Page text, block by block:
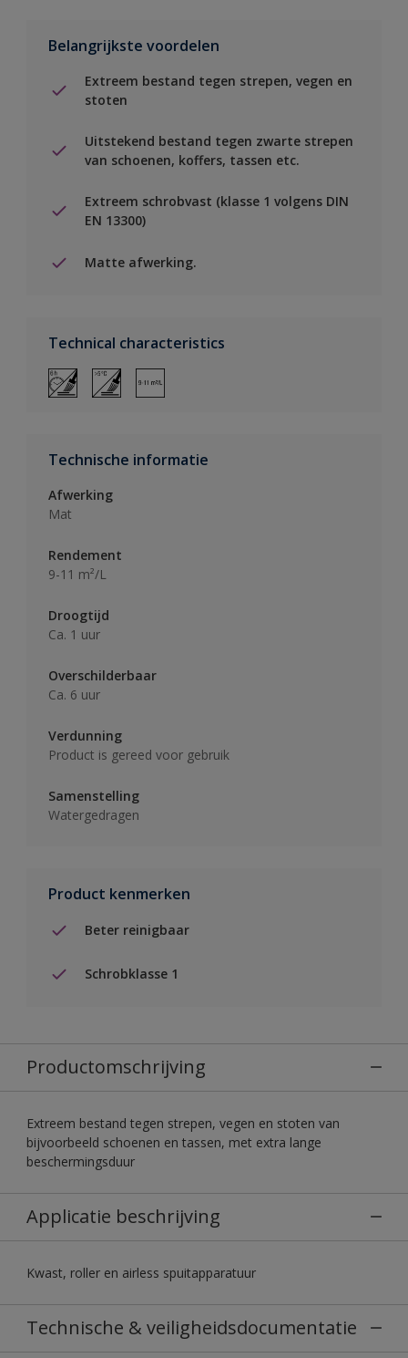
Belangrijkste voordelen
Extreem bestand tegen strepen, vegen en
stoten
Uitstekend bestand tegen zwarte strepen
van schoenen, koffers, tassen etc.
Extreem schrobvast (klasse 1 volgens DIN
EN 13300)
Matte afwerking.
Technical characteristics
Technische informatie
Afwerking
Mat
Rendement
9-11 m²/L
Droogtijd
Ca. 1 uur
Overschilderbaar
Ca. 6 uur
Verdunning
Product is gereed voor gebruik
Samenstelling
Watergedragen
Product kenmerken
Beter reinigbaar
Schrobklasse 1
Productomschrijving
Extreem bestand tegen strepen, vegen en stoten van
bijvoorbeeld schoenen en tassen, met extra lange
beschermingsduur
Applicatie beschrijving
Kwast, roller en airless spuitapparatuur
Technische & veiligheidsdocumentatie